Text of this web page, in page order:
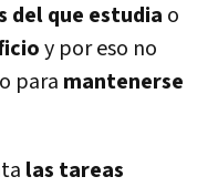
del que estudia o
y por eso no
para mantenerse
las tareas